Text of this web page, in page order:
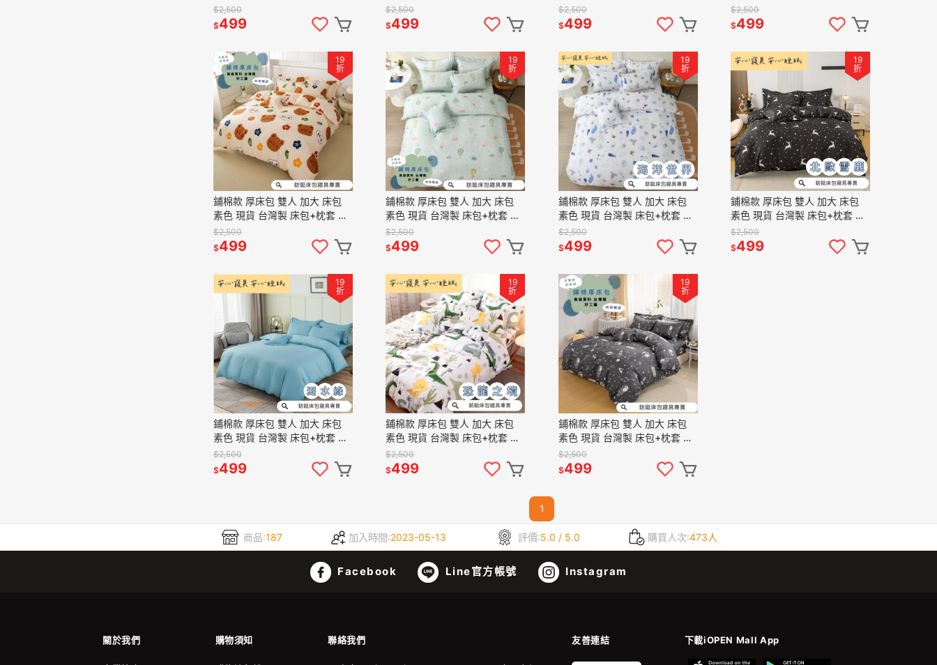
棉觸感 特優天鵝絨 床包組 小宇
宙
$2,500
$499
棉觸感 特優天鵝絨 床包組 貓咪
綠
$2,500
$499
棉觸感 特優天鵝絨 床包組 小森
萌友
$2,500
$499
棉觸感 特優天鵝絨 床包組 迷霧
綠
$2,500
$499
19
折
鋪棉款 厚床包 雙人 加大 床包
素色 現貨 台灣製 床包+枕套 純
棉觸感 特優天鵝絨 床包組 布朗
熊
$2,500
$499
19
折
鋪棉款 厚床包 雙人 加大 床包
素色 現貨 台灣製 床包+枕套 純
棉觸感 特優天鵝絨 床包組 熱氣
球
$2,500
$499
19
折
鋪棉款 厚床包 雙人 加大 床包
素色 現貨 台灣製 床包+枕套 純
棉觸感 特優天鵝絨 床包組 海洋
世界
$2,500
$499
19
折
鋪棉款 厚床包 雙人 加大 床包
素色 現貨 台灣製 床包+枕套 純
棉觸感 特優天鵝絨 床包組 北歐
麋鹿
$2,500
$499
19
折
鋪棉款 厚床包 雙人 加大 床包
素色 現貨 台灣製 床包+枕套 純
棉觸感 特優天鵝絨 床包組 湖水
綠
$2,500
$499
19
折
鋪棉款 厚床包 雙人 加大 床包
素色 現貨 台灣製 床包+枕套 純
棉觸感 特優天鵝絨 床包組 恐龍
之境
$2,500
$499
19
折
鋪棉款 厚床包 雙人 加大 床包
素色 現貨 台灣製 床包+枕套 純
棉觸感 特優天鵝絨 床包組 太空
人
$2,500
$499
1
商品:187 加入時間:2023-05-13 評價:5.0 / 5.0 購買人次:473人
Facebook Line官方帳號 Instagram
關於我們 購物須知 聯絡我們 友善連結 下載iOPEN Mall App